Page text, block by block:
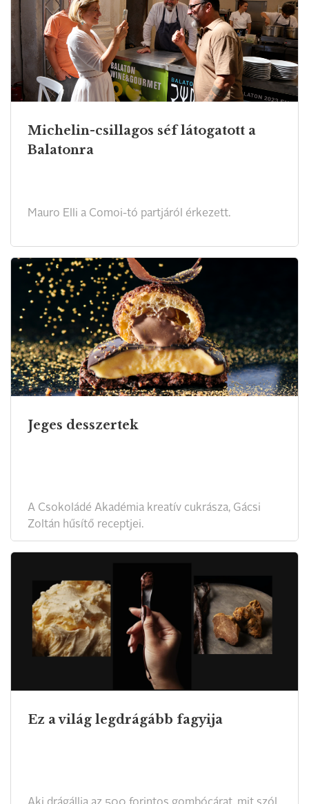
Michelin-csillagos séf látogatott a
Balatonra
Mauro Elli a Comoi-tó partjáról érkezett.
Jeges desszertek
A Csokoládé Akadémia kreatív cukrásza, Gácsi
Zoltán hűsítő receptjei.
Ez a világ legdrágább fagyija